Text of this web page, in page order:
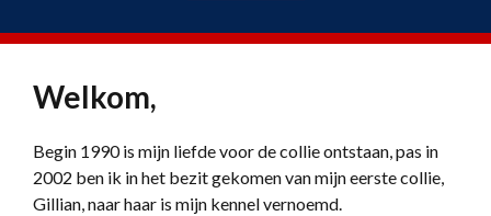
Welkom,
Begin 1990 is mijn liefde voor de collie ontstaan, pas in
2002 ben ik in het bezit gekomen van mijn eerste collie,
Gillian, naar haar is mijn kennel vernoemd.